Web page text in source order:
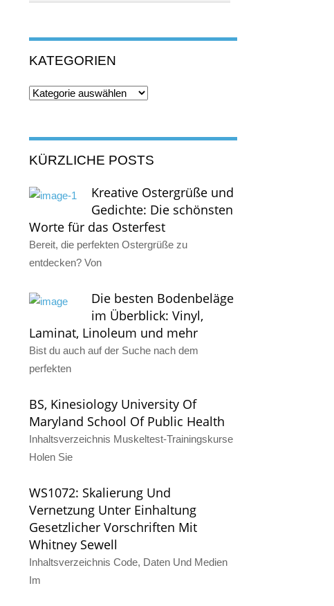
KATEGORIEN
Kategorien
KÜRZLICHE POSTS
Kreative Ostergrüße und
Gedichte: Die schönsten
Worte für das Osterfest
Bereit, die perfekten Ostergrüße zu
entdecken? Von
Die besten Bodenbeläge
im Überblick: Vinyl,
Laminat, Linoleum und mehr
Bist du auch auf der Suche nach dem
perfekten
BS, Kinesiology University Of
Maryland School Of Public Health
Inhaltsverzeichnis Muskeltest-Trainingskurse
Holen Sie
WS1072: Skalierung Und
Vernetzung Unter Einhaltung
Gesetzlicher Vorschriften Mit
Whitney Sewell
Inhaltsverzeichnis Code, Daten Und Medien
Im